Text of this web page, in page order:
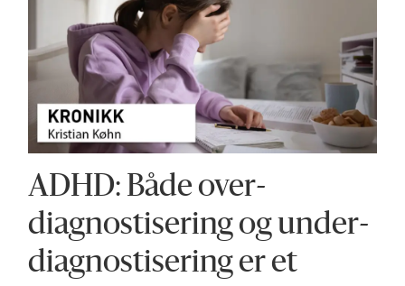
ADHD: Både over­
diagnostisering og under­
diagnostisering er et